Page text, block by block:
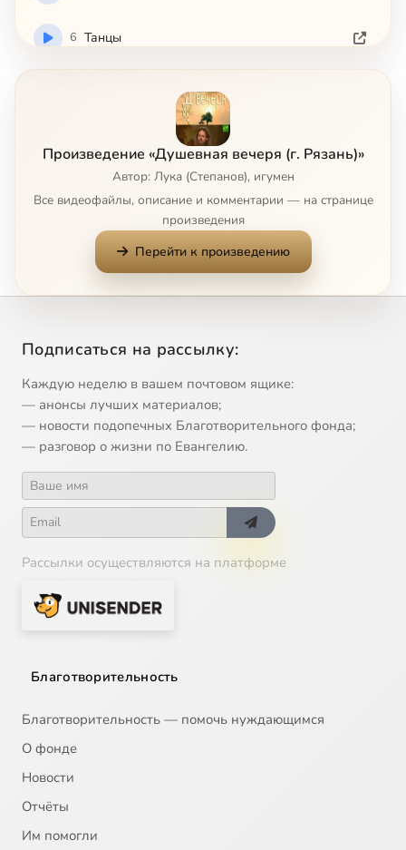
6 Танцы
Причащение младенцев
Внешний вид мужчины
Воспитание
Чудеса
14 Успех
15 Зависть
17 Международные браки
18 День рождения
21
22
Произведение «Душевная вечеря (г. Рязань)»
Автор: Лука (Степанов), игумен
Все видеофайлы, описание и комментарии — на странице
произведения
Перейти к произведению
Подписаться на рассылку:
Каждую неделю в вашем почтовом ящике:
— анонсы лучших материалов;
— новости подопечных Благотворительного фонда;
— разговор о жизни по Евангелию.
Рассылки осуществляются на платформе
Благотворительность
Благотворительность — помочь нуждающимся
О фонде
Новости
Отчёты
Им помогли